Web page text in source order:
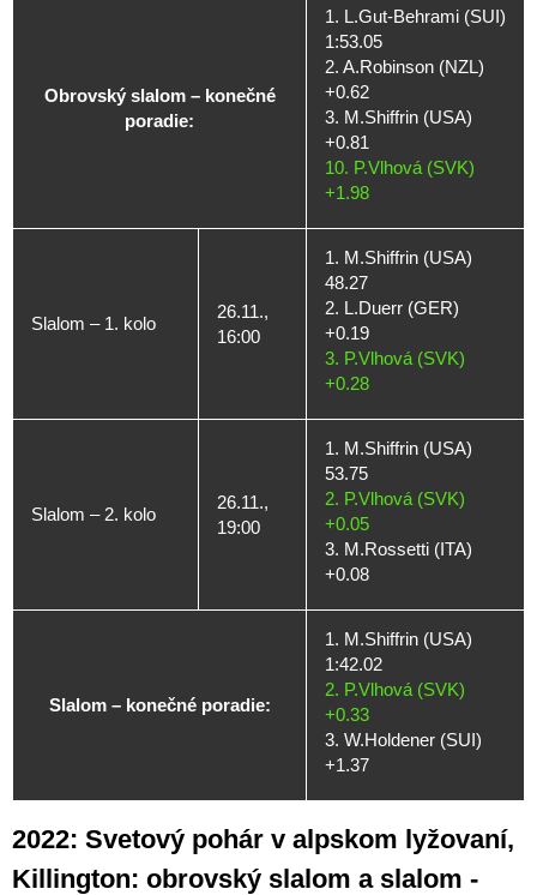
Obrovský slalom – konečné
poradie:
1. L.Gut-Behrami (SUI)
1:53.05
2. A.Robinson (NZL)
+0.62
3. M.Shiffrin (USA)
+0.81
10. P.Vlhová (SVK)
+1.98
Slalom – 1. kolo
26.11.,
16:00
1. M.Shiffrin (USA)
48.27
2. L.Duerr (GER)
+0.19
3. P.Vlhová (SVK)
+0.28
Slalom – 2. kolo
26.11.,
19:00
1. M.Shiffrin (USA)
53.75
2. P.Vlhová (SVK)
+0.05
3. M.Rossetti (ITA)
+0.08
Slalom – konečné poradie:
1. M.Shiffrin (USA)
1:42.02
2. P.Vlhová (SVK)
+0.33
3. W.Holdener (SUI)
+1.37
2022: Svetový pohár v alpskom lyžovaní,
Killington: obrovský slalom a slalom -